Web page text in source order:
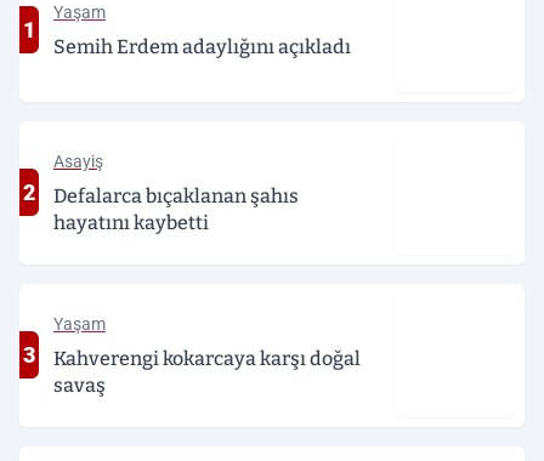
1
Yaşam
Semih Erdem adaylığını açıkladı
2
Asayiş
Defalarca bıçaklanan şahıs
hayatını kaybetti
3
Yaşam
Kahverengi kokarcaya karşı doğal
savaş